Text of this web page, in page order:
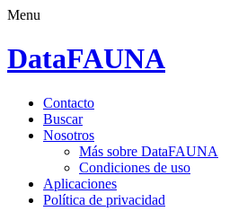
Menu
DataFAUNA
Saltar
contenido.
Contacto
Buscar
Nosotros
Más sobre DataFAUNA
Condiciones de uso
Aplicaciones
Política de privacidad